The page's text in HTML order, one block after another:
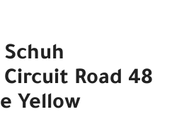
Road 48
Yellow